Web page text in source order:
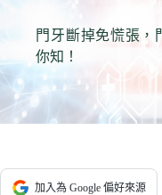
門牙斷掉免慌張，
你知！
加入為 Google 偏好來源